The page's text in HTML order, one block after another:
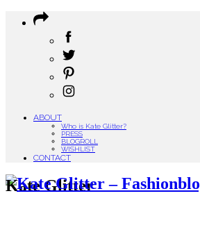
ABOUT
Who is Kate Glitter?
PRESS
BLOGROLL
WISHLIST
CONTACT
Kate Glitter